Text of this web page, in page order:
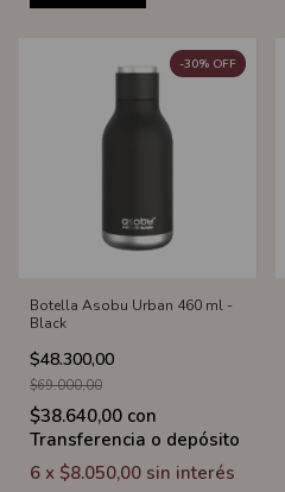
Botella Asobu Urban 460 ml -
Black
$48.300,00
-30% OFF
$69.000,00
$38.640,00 con
Transferencia o depósito
6 x $8.050,00 sin interés